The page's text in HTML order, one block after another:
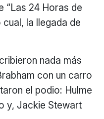
“Las 24 Horas de
cual, la llegada de
nada más
con un carro
el podio: Hulme
y, Jackie Stewart